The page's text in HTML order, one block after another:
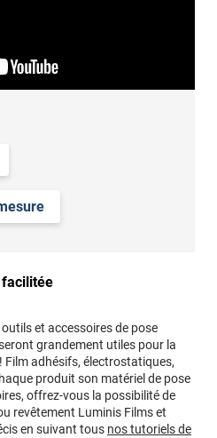
facilitée
et accessoires de pose
grandement utiles pour la
adhésifs, électrostatiques,
produit son matériel de pose
offrez-vous la possibilité de
revêtement Luminis Films et
en suivant tous nos tutoriels de